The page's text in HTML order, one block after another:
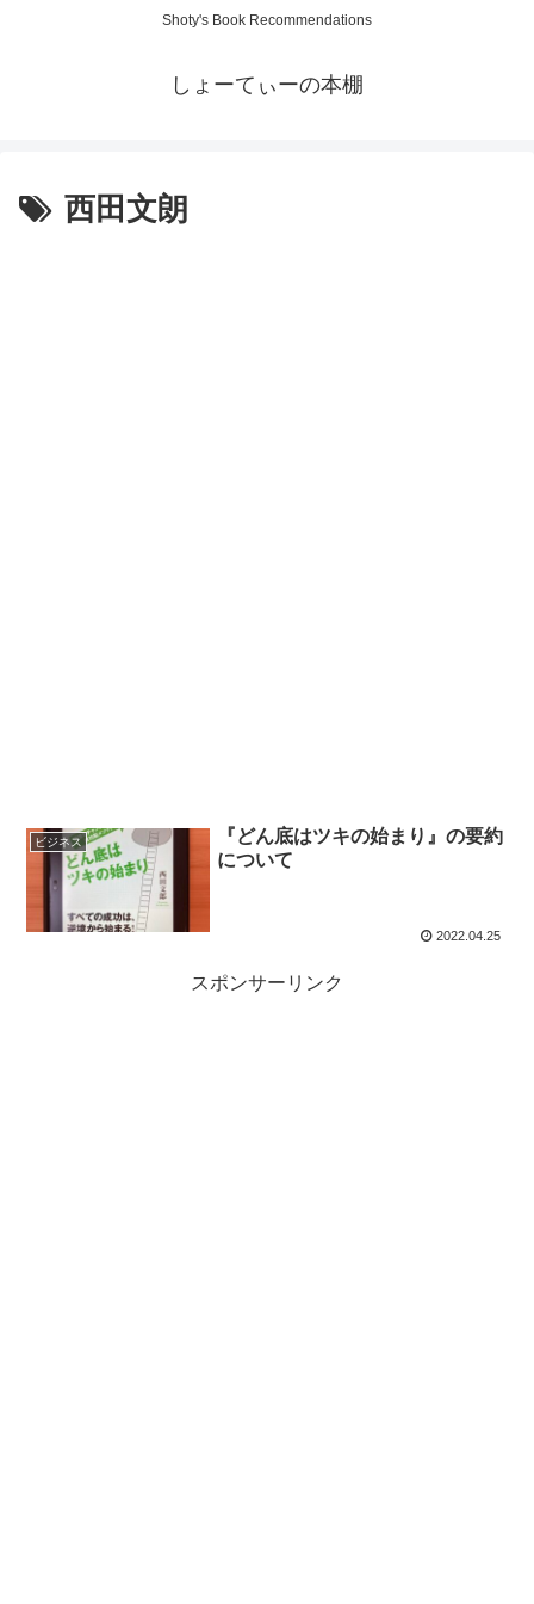
Shoty's Book Recommendations
しょーてぃーの本棚
西田文朗
ビジネス
『どん底はツキの始まり』の要約
について
2022.04.25
スポンサーリンク